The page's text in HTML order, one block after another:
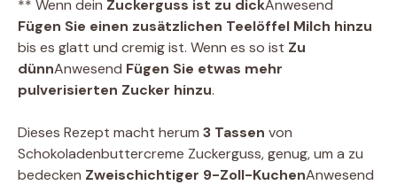
** Wenn dein Zuckerguss ist zu dickAnwesend
Fügen Sie einen zusätzlichen Teelöffel Milch hinzu
bis es glatt und cremig ist. Wenn es so ist Zu
dünnAnwesend Fügen Sie etwas mehr
pulverisierten Zucker hinzu.
Dieses Rezept macht herum 3 Tassen von
Schokoladenbuttercreme Zuckerguss, genug, um a zu
bedecken Zweischichtiger 9-Zoll-KuchenAnwesend